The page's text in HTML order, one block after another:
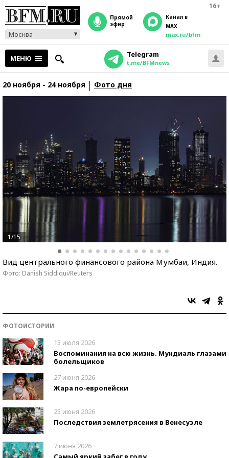
16+
Москва
прямой
эфир
Канал в
MAX
max.ru/bfm
МЕНЮ Telegram
t.me/BFMnews
20 ноября - 24 ноября Фото дня
1/15
Вид центрального финансового района Мумбаи, Индия.
Фото: Danish Siddiqui/Reuters
ФОТОИСТОРИИ
13 июля 2026
Воспоминания на всю жизнь. Мундиаль глазами
болельщиков
27 июня 2026
Жара по-европейски
25 июня 2026
Последствия землетрясения в Венесуэле
7 июня 2026